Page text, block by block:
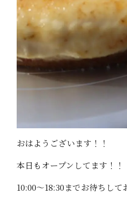
おはようございます！！
本日もオープンしてます！！
10:00〜18:30までお待ちして